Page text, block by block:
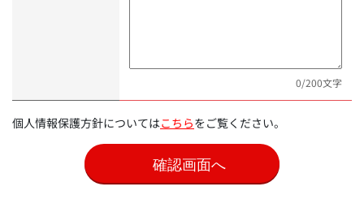
0/200文字
個人情報保護方針についてはこちらをご覧ください。